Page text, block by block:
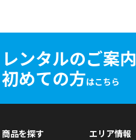
レンタルのご案内
初めての方はこちら
商品を探す エリア情報